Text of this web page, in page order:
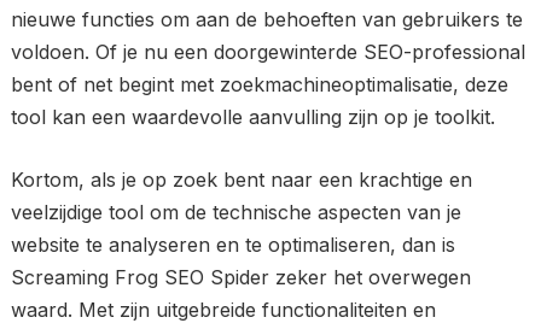
nieuwe functies om aan de behoeften van gebruikers te
voldoen. Of je nu een doorgewinterde SEO-professional
bent of net begint met zoekmachineoptimalisatie, deze
tool kan een waardevolle aanvulling zijn op je toolkit.
Kortom, als je op zoek bent naar een krachtige en
veelzijdige tool om de technische aspecten van je
website te analyseren en te optimaliseren, dan is
Screaming Frog SEO Spider zeker het overwegen
waard. Met zijn uitgebreide functionaliteiten en